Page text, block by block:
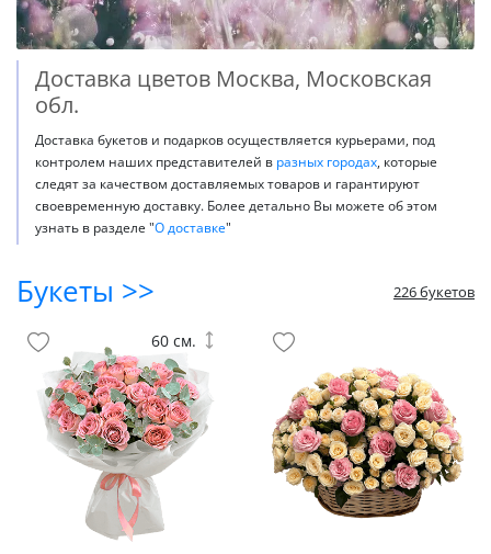
Доставка цветов Москва, Московская
обл.
Доставка букетов и подарков осуществляется курьерами, под
контролем наших представителей в разных городах, которые
следят за качеством доставляемых товаров и гарантируют
своевременную доставку. Более детально Вы можете об этом
узнать в разделе "О доставке"
Букеты >> 226 букетов
60 см.